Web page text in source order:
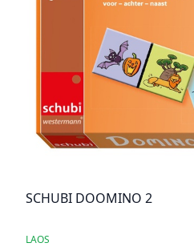
SCHUBI DOOMINO 2
LAOS